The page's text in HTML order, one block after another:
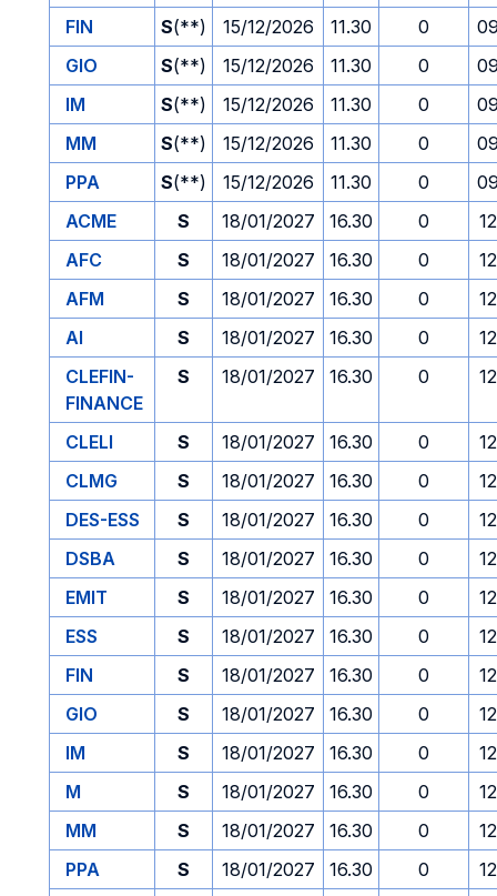
FIN
S(**) 15/12/2026 11.30 0
GIO
S(**) 15/12/2026 11.30 0
IM
S(**) 15/12/2026 11.30 0
MM
S(**) 15/12/2026 11.30 0
PPA
S(**) 15/12/2026 11.30 0
ACME
S 18/01/2027 16.30 0
AFC
S 18/01/2027 16.30 0
AFM
S 18/01/2027 16.30 0
AI
S 18/01/2027 16.30 0
CLEFIN-
FINANCE
S 18/01/2027 16.30 0
CLELI S 18/01/2027 16.30 0
CLMG
S 18/01/2027 16.30 0
DES-ESS
S 18/01/2027 16.30 0
DSBA
S 18/01/2027 16.30 0
EMIT
S 18/01/2027 16.30 0
ESS
S 18/01/2027 16.30 0
FIN
S 18/01/2027 16.30 0
GIO
S 18/01/2027 16.30 0
IM
S 18/01/2027 16.30 0
M
S 18/01/2027 16.30 0
MM
S 18/01/2027 16.30 0
PPA
S 18/01/2027 16.30 0